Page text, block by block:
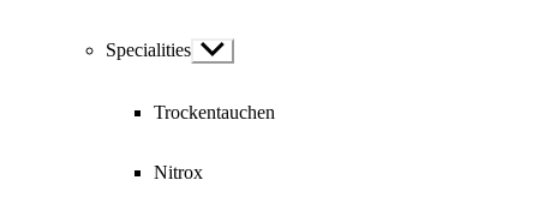
Specialities Show
sub
Trockentauchen
Nitrox